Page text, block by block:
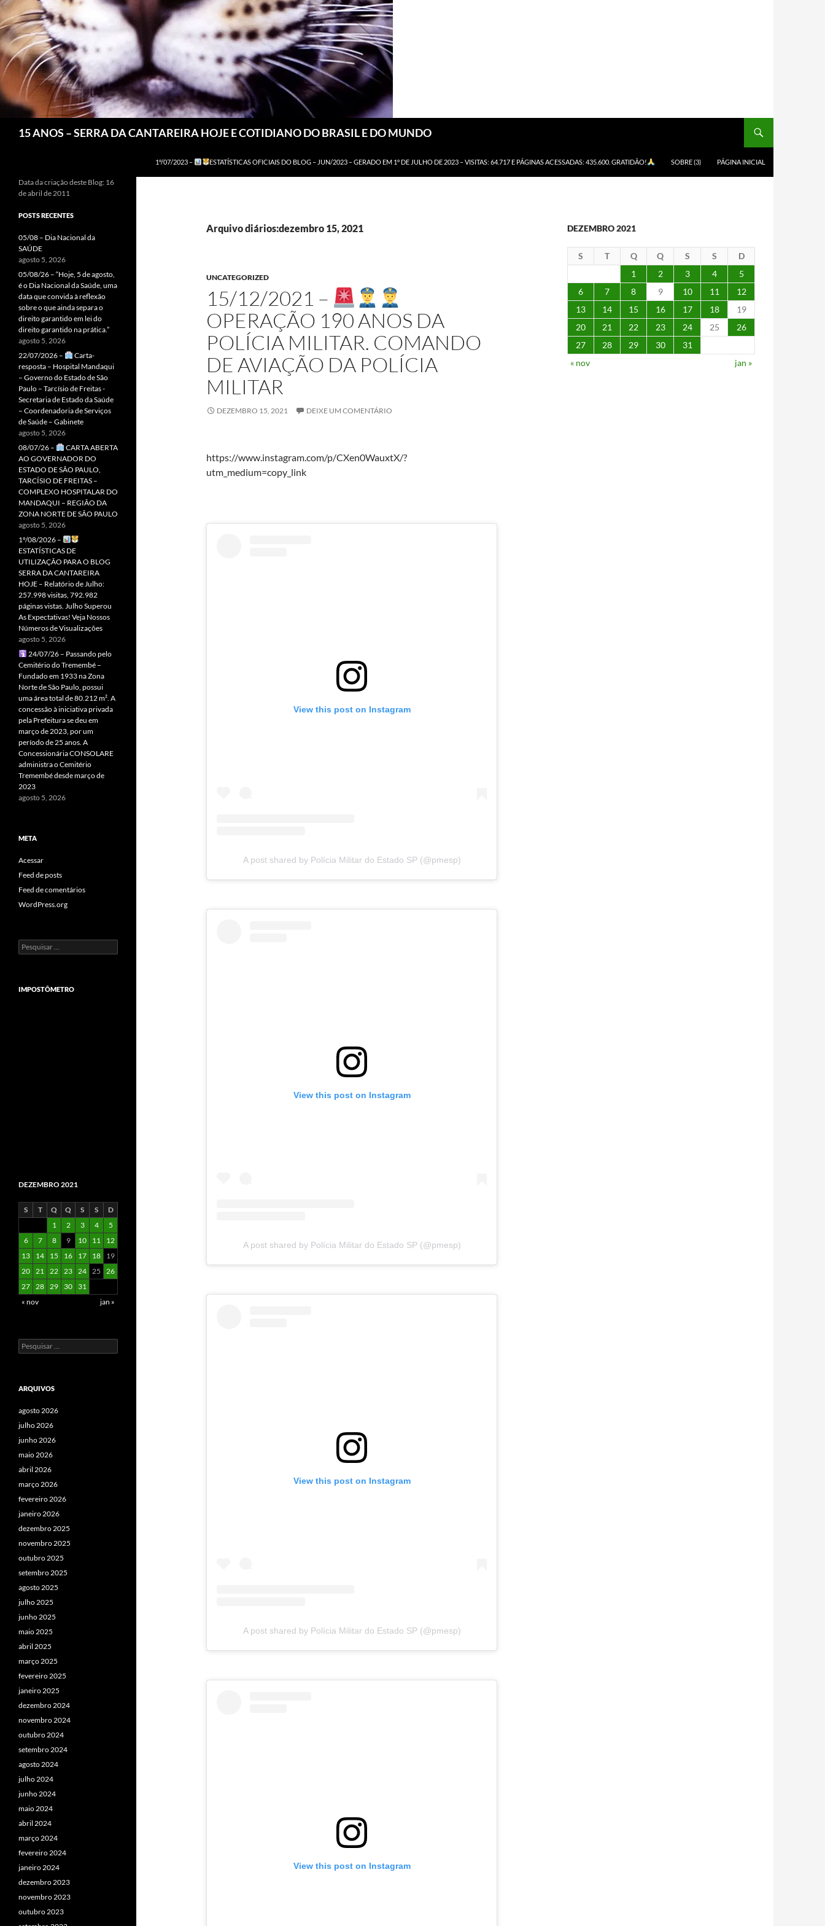
15 ANOS – SERRA DA CANTAREIRA HOJE E COTIDIANO DO BRASIL E DO MUNDO
1º/07/2023 – ESTATÍSTICAS OFICIAIS DO BLOG – JUN/2023 – GERADO EM 1º DE JULHO DE 2023 – VISITAS: 64.717 E PÁGINAS ACESSADAS: 435.600. GRATIDÃO! SOBRE (3) PÁGINA INICIAL
Arquivo diários:dezembro 15, 2021
UNCATEGORIZED
15/12/2021 –
OPERAÇÃO 190 ANOS DA
POLÍCIA MILITAR. COMANDO
DE AVIAÇÃO DA POLÍCIA
MILITAR
DEZEMBRO 15, 2021 DEIXE UM COMENTÁRIO
https://www.instagram.com/p/CXen0WauxtX/?
utm_medium=copy_link
View this post on Instagram
A post shared by Polícia Militar do Estado SP (@pmesp)
View this post on Instagram
A post shared by Polícia Militar do Estado SP (@pmesp)
View this post on Instagram
A post shared by Polícia Militar do Estado SP (@pmesp)
View this post on Instagram
DEZEMBRO 2021
S T Q Q S S
D
1
2 3 4
5
6
7 8 9 10 11
12
13
14 15 16 17 18
19
20
21 22 23 24 25
26
27
28 29 30
31
« nov
jan »
Data da criação deste Blog: 16
de abril de 2011
POSTS RECENTES
05/08 – Dia Nacional da
SAÚDE
agosto 5, 2026
05/08/26 – “Hoje, 5 de agosto,
é o Dia Nacional da Saúde, uma
data que convida à reflexão
sobre o que ainda separa o
direito garantido em lei do
direito garantido na prática.”
agosto 5, 2026
22/07/2026 –
Carta-
resposta – Hospital Mandaqui
– Governo do Estado de São
Paulo – Tarcísio de Freitas -
Secretaria de Estado da Saúde
– Coordenadoria de Serviços
de Saúde – Gabinete
agosto 5, 2026
08/07/26 –
CARTA ABERTA
AO GOVERNADOR DO
ESTADO DE SÃO PAULO,
TARCÍSIO DE FREITAS –
COMPLEXO HOSPITALAR DO
MANDAQUI – REGIÃO DA
ZONA NORTE DE SÃO PAULO
agosto 5, 2026
1º/08/2026 –
ESTATÍSTICAS DE
UTILIZAÇÃO PARA O BLOG
SERRA DA CANTAREIRA
HOJE – Relatório de Julho:
257.998 visitas, 792.982
páginas vistas. Julho Superou
As Expectativas! Veja Nossos
Números de Visualizações
agosto 5, 2026
24/07/26 – Passando pelo
Cemitério do Tremembé –
Fundado em 1933 na Zona
Norte de São Paulo, possui
uma área total de 80.212 m². A
concessão à iniciativa privada
pela Prefeitura se deu em
março de 2023, por um
período de 25 anos. A
Concessionária CONSOLARE
administra o Cemitério
Tremembé desde março de
2023
agosto 5, 2026
META
Acessar
Feed de posts
Feed de comentários
WordPress.org
Pesquisar
por:
IMPOSTÔMETRO
DEZEMBRO 2021
S T Q Q S S
D
1
2 3 4
5
6
7 8 9 10 11
12
13
14 15 16 17 18
19
20 21 22 23 24 25
26
27 28 29 30
31
« nov
jan »
Pesquisar
por:
ARQUIVOS
agosto 2026
julho 2026
junho 2026
maio 2026
abril 2026
março 2026
fevereiro 2026
janeiro 2026
dezembro 2025
novembro 2025
outubro 2025
setembro 2025
agosto 2025
julho 2025
junho 2025
maio 2025
abril 2025
março 2025
fevereiro 2025
janeiro 2025
dezembro 2024
novembro 2024
outubro 2024
setembro 2024
agosto 2024
julho 2024
junho 2024
maio 2024
abril 2024
março 2024
fevereiro 2024
janeiro 2024
dezembro 2023
novembro 2023
outubro 2023